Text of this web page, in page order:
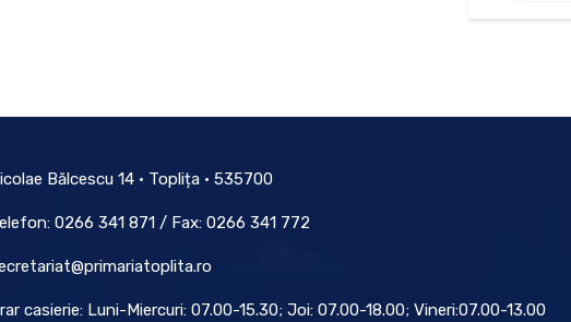
Bălcescu 14 • Toplița • 535700
0266 341 871 / Fax: 0266 341 772
casierie: Luni-Miercuri: 07.00-15.30; Joi: 07.00-18.00; Vineri:07.00-13.00